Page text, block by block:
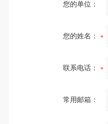
您的单位：
您的姓名：
联系电话：
常用邮箱：